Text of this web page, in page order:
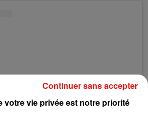
votre vie privée est notre priorité
Continuer sans accepter